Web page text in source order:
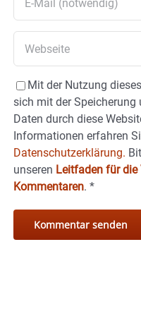
Mit der Nutzung
sich mit der Speicherung
Daten durch diese
Informationen erfahren
Datenschutzerklärung.
unseren Leitfaden für
Kommentaren. *